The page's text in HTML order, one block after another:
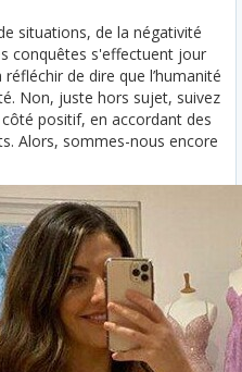
situations, de la négativité
conquêtes s'effectuent jour
de dire que l’humanité
Non, juste hors sujet, suivez
positif, en accordant des
Alors, sommes-nous encore